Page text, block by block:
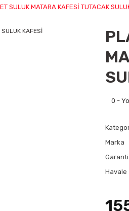
SULUK MATARA KAFESİ TUTACAK
0 -
Marka
Havale